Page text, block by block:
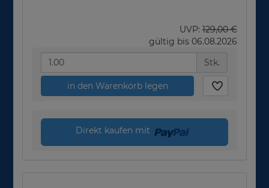
UVP:129,00 €
gültig bis 06.08.2026
Stk.
in den Warenkorb legen
Direkt kaufen mit